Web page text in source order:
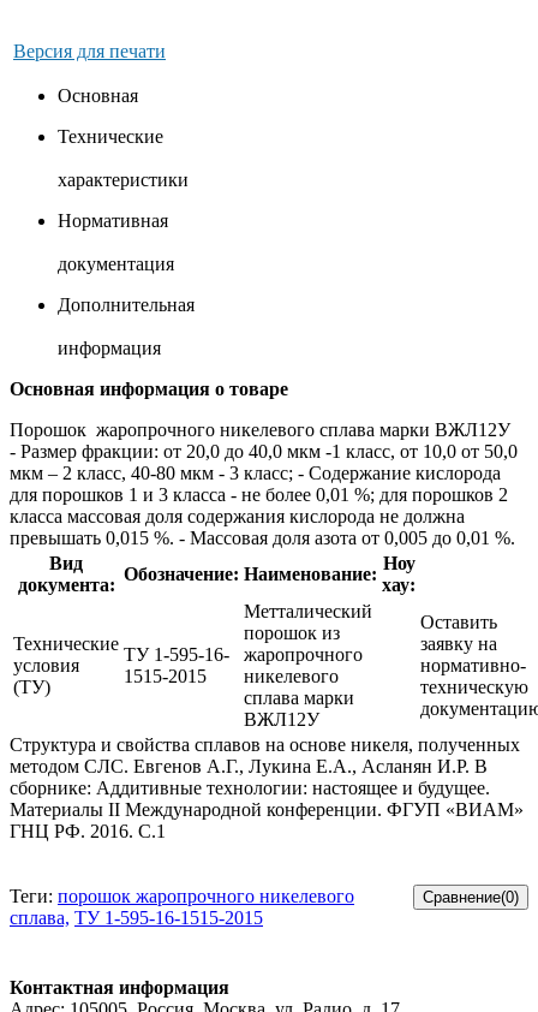
Версия для печати
Основная
Технические
характеристики
Нормативная
документация
Дополнительная
информация
Основная информация о товаре
Порошок жаропрочного никелевого сплава марки ВЖЛ12У
- Размер фракции: от 20,0 до 40,0 мкм -1 класс, от 10,0 от 50,0
мкм – 2 класс, 40-80 мкм - 3 класс; - Содержание кислорода
для порошков 1 и 3 класса - не более 0,01 %; для порошков 2
класса массовая доля содержания кислорода не должна
превышать 0,015 %. - Массовая доля азота от 0,005 до 0,01 %.
Вид
документа:
Обозначение: Наименование:
Ноу
хау:
Технические
условия
(ТУ)
ТУ 1-595-16-
1515-2015
Метталический
порошок из
жаропрочного
никелевого
сплава марки
ВЖЛ12У
Оставить
заявку на
нормативно-
техническую
Структура и свойства сплавов на основе никеля, полученных
методом СЛС. Евгенов А.Г., Лукина Е.А., Асланян И.Р. В
сборнике: Аддитивные технологии: настоящее и будущее.
Материалы II Международной конференции. ФГУП «ВИАМ»
ГНЦ РФ. 2016. С.1
Теги: порошок жаропрочного никелевого
сплава, ТУ 1-595-16-1515-2015
Контактная информация